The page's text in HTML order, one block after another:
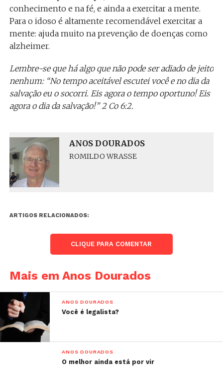
conhecimento e na fé, e ainda a exercitar a mente.
Para o idoso é altamente recomendável exercitar a
mente: ajuda muito na prevenção de doenças como
alzheimer.
Lembre-se que há algo que não pode ser adiado de jeito
nenhum: “No tempo aceitável escutei você e no dia da
salvação eu o socorri. Eis agora o tempo oportuno! Eis
agora o dia da salvação!” 2 Co 6:2.
ANOS DOURADOS
ROMILDO WRASSE
ARTIGOS RELACIONADOS:
CLIQUE PARA COMENTAR
Mais em Anos Dourados
ANOS DOURADOS
Você é legalista?
ANOS DOURADOS
O melhor ainda está por vir